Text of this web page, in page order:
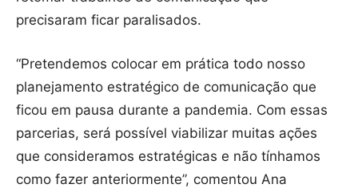
precisaram ficar paralisados.
“Pretendemos colocar em prática todo nosso
planejamento estratégico de comunicação que
ficou em pausa durante a pandemia. Com essas
parcerias, será possível viabilizar muitas ações
que consideramos estratégicas e não tínhamos
como fazer anteriormente”, comentou Ana